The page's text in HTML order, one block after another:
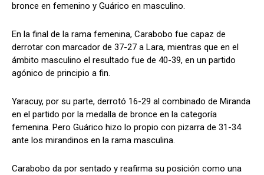
bronce en femenino y Guárico en masculino.
En la final de la rama femenina, Carabobo fue capaz de
derrotar con marcador de 37-27 a Lara, mientras que en el
ámbito masculino el resultado fue de 40-39, en un partido
agónico de principio a fin.
Yaracuy, por su parte, derrotó 16-29 al combinado de Miranda
en el partido por la medalla de bronce en la categoría
femenina. Pero Guárico hizo lo propio con pizarra de 31-34
ante los mirandinos en la rama masculina.
Carabobo da por sentado y reafirma su posición como una